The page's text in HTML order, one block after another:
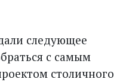
следующее
с самым
столичного